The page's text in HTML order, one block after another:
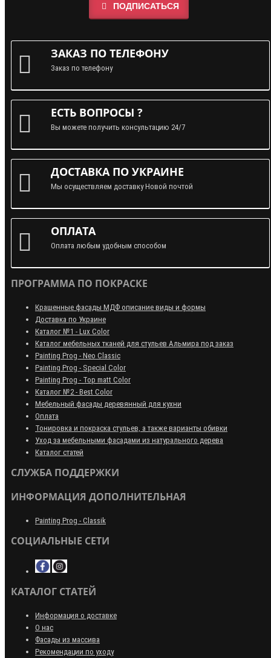
ПОДПИСАТЬСЯ
ЗАКАЗ ПО ТЕЛЕФОНУ
Заказ по телефону
ЕСТЬ ВОПРОСЫ ?
Вы можете получить консультацию 24/7
ДОСТАВКА ПО УКРАИНЕ
Мы осуществляем доставку Новой почтой
ОПЛАТА
Оплата любым удобным способом
ПРОГРАММА ПО ПОКРАСКЕ
Крашенные фасады МДФ описание виды и формы
Доставка по Украине
Каталог №1 - Lux Color
Каталог мебельных тканей для стульев Альмира под заказ
Painting Prog - Neo Classiс
Painting Prog - Special Color
Painting Prog - Top matt Color
Каталог №2 - Best Color
Мебельный фасады деревянный для кухни
Оплата
Тонировка и покраска стульев, а также варианты обивки
Уход за мебельными фасадами из натурального дерева
Каталог статей
СЛУЖБА ПОДДЕРЖКИ
ИНФОРМАЦИЯ ДОПОЛНИТЕЛЬНАЯ
Painting Prog - Classik
СОЦИАЛЬНЫЕ СЕТИ
КАТАЛОГ СТАТЕЙ
Информация о доставке
О нас
Фасады из массива
Рекомендации по уходу